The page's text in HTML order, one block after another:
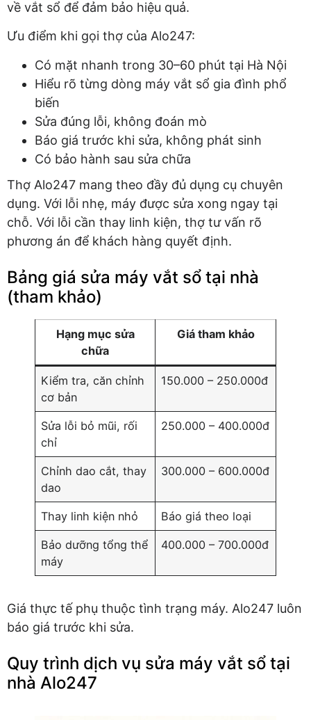
về vắt sổ để đảm bảo hiệu quả.
Ưu điểm khi gọi thợ của Alo247:
Có mặt nhanh trong 30–60 phút tại Hà Nội
Hiểu rõ từng dòng máy vắt sổ gia đình phổ
biến
Sửa đúng lỗi, không đoán mò
Báo giá trước khi sửa, không phát sinh
Có bảo hành sau sửa chữa
Thợ Alo247 mang theo đầy đủ dụng cụ chuyên
dụng. Với lỗi nhẹ, máy được sửa xong ngay tại
chỗ. Với lỗi cần thay linh kiện, thợ tư vấn rõ
phương án để khách hàng quyết định.
Bảng giá sửa máy vắt sổ tại nhà
(tham khảo)
Hạng mục sửa
chữa
Giá tham khảo
Kiểm tra, căn chỉnh
cơ bản
150.000 – 250.000đ
Sửa lỗi bỏ mũi, rối
chỉ
250.000 – 400.000đ
Chỉnh dao cắt, thay
dao
300.000 – 600.000đ
Thay linh kiện nhỏ Báo giá theo loại
Bảo dưỡng tổng thể
máy
400.000 – 700.000đ
Giá thực tế phụ thuộc tình trạng máy. Alo247 luôn
báo giá trước khi sửa.
Quy trình dịch vụ sửa máy vắt sổ tại
nhà Alo247